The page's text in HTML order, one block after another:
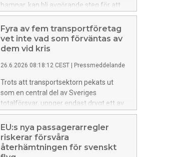
hamnar, kan bli avgörande steg för att
påskynda transportsektorns
klimatomställning.
Fyra av fem transportföretag
vet inte vad som förväntas av
dem vid kris
26.6.2026 08:18:12 CEST Pressmeddelande
Trots att transportsektorn pekats ut
som en central del av Sveriges
totalförsvar, uppger endast drygt ett av
fem företag i branschen att de vet vilka
förväntningar myndigheterna har på
dem i händelse av kris eller krig. Det visar
Transportföretagens Branschindex för
EU:s nya passagerarregler
riskerar försvåra
återhämtningen för svenskt